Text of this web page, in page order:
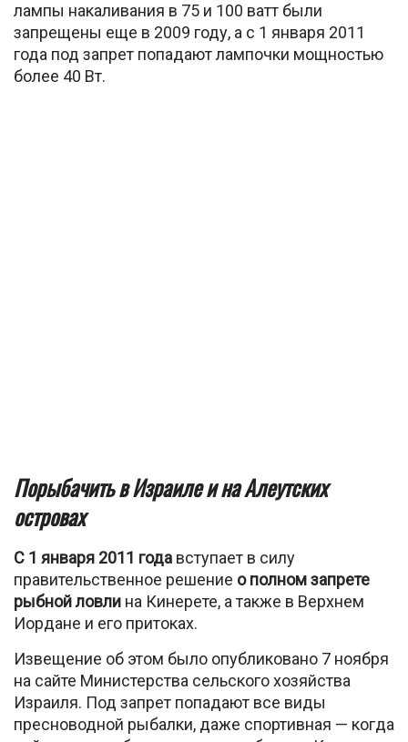
лампы накаливания в 75 и 100 ватт были
запрещены еще в 2009 году, а с 1 января 2011
года под запрет попадают лампочки мощностью
более 40 Вт.
Порыбачить в Израиле и на Алеутских
островах
С 1 января 2011 года вступает в силу
правительственное решение о полном запрете
рыбной ловли на Кинерете, а также в Верхнем
Иордане и его притоках.
Извещение об этом было опубликовано 7 ноября
на сайте Министерства сельского хозяйства
Израиля. Под запрет попадают все виды
пресноводной рыбалки, даже спортивная — когда